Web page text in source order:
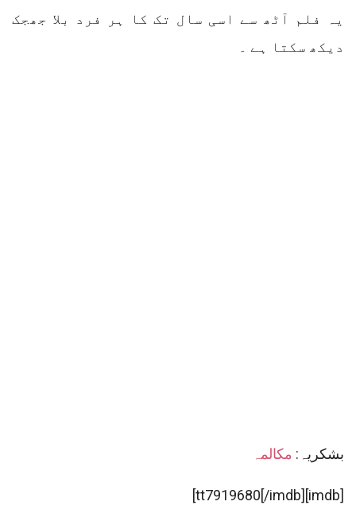
یہ فلم آٹھ سے اسی سال تک کا ہر فرد بلا جھجک
دیکھ سکتا ہے ۔
بشکریہ: مکالمہ
[imdb]tt7919680[/imdb]]